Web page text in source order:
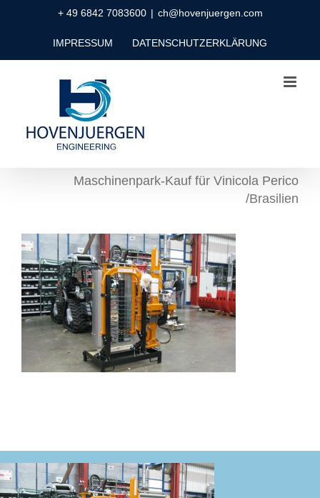
+ 49 6842 7083600 | ch@hovenjuergen.com
IMPRESSUM DATENSCHUTZERKLÄRUNG
Maschinenpark-Kauf für Vinicola Perico
/Brasilien